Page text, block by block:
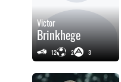
Victor
Brinkhege
12 2 3